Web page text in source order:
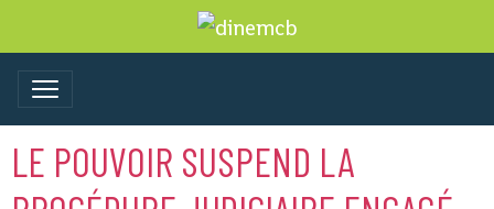
LE POUVOIR SUSPEND LA